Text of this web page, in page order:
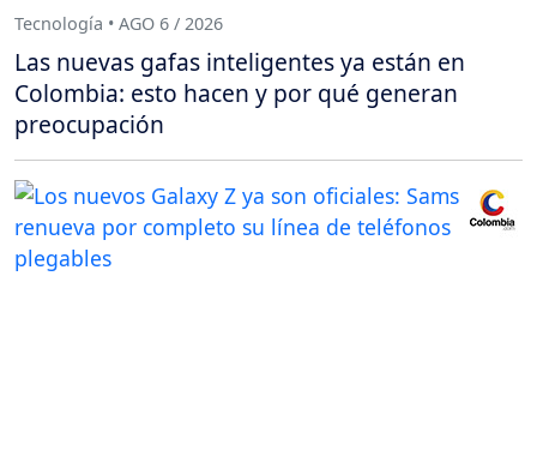
Tecnología • AGO 6 / 2026
Las nuevas gafas inteligentes ya están en
Colombia: esto hacen y por qué generan
preocupación